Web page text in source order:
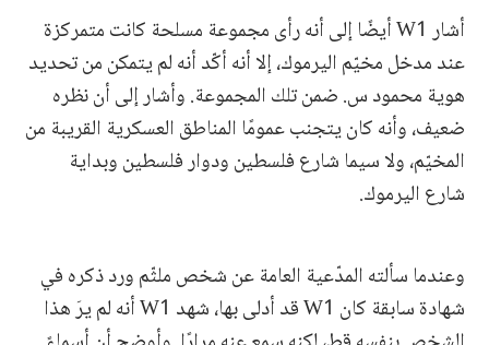
أشار W1 أيضًا إلى أنه رأى مجموعة مسلحة كانت متمركزة
عند مدخل مخيّم اليرموك، إلا أنه أكّد أنه لم يتمكن من تحديد
هوية محمود س. ضمن تلك المجموعة. وأشار إلى أن نظره
ضعيف، وأنه كان يتجنب عمومًا المناطق العسكرية القريبة من
المخيّم، ولا سيما شارع فلسطين ودوار فلسطين وبداية
شارع اليرموك.
وعندما سألته المدّعية العامة عن شخص ملثّم ورد ذكره في
شهادة سابقة كان W1 قد أدلى بها، شهد W1 أنه لم يرَ هذا